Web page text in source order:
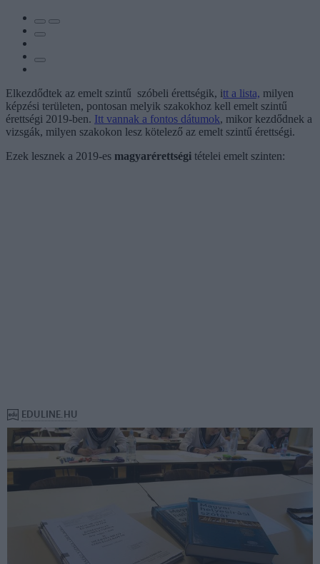
Elkezdődtek az emelt szintű szóbeli érettségik, itt a lista, milyen
képzési területen, pontosan melyik szakokhoz kell emelt szintű
érettségi 2019-ben. Itt vannak a fontos dátumok, mikor kezdődnek a
vizsgák, milyen szakokon lesz kötelező az emelt szintű érettségi.
Ezek lesznek a 2019-es magyarérettségi tételei emelt szinten: